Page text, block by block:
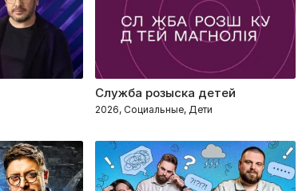
Служба розыска детей
2026, Социальные, Дети